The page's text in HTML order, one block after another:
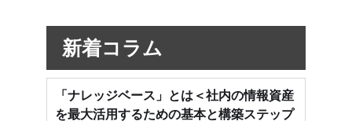
新着コラム
「ナレッジベース」とは＜社内の情報資産
を最大活用するための基本と構築ステップ